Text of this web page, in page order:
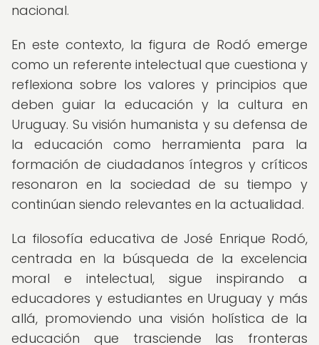
nacional.
En este contexto, la figura de Rodó emerge
como un referente intelectual que cuestiona y
reflexiona sobre los valores y principios que
deben guiar la educación y la cultura en
Uruguay. Su visión humanista y su defensa de
la educación como herramienta para la
formación de ciudadanos íntegros y críticos
resonaron en la sociedad de su tiempo y
continúan siendo relevantes en la actualidad.
La filosofía educativa de José Enrique Rodó,
centrada en la búsqueda de la excelencia
moral e intelectual, sigue inspirando a
educadores y estudiantes en Uruguay y más
allá, promoviendo una visión holística de la
educación que trasciende las fronteras